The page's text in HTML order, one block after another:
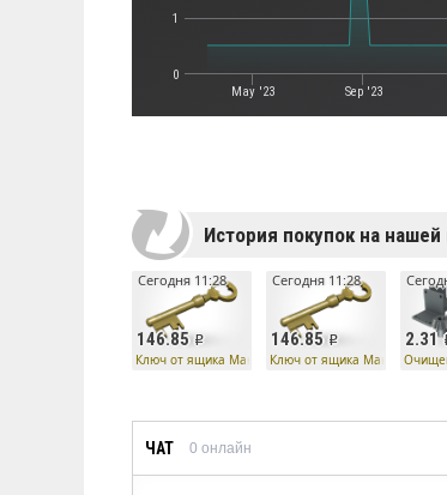
May '23 Sep '23
0
1
История покупок на
146.85
Сегодня 11:28
Ключ от ящика Манн Ко
146.85
Сегодня 11:28
Ключ от ящика Манн Ко
2.31
ЧАТ 0 онлайн